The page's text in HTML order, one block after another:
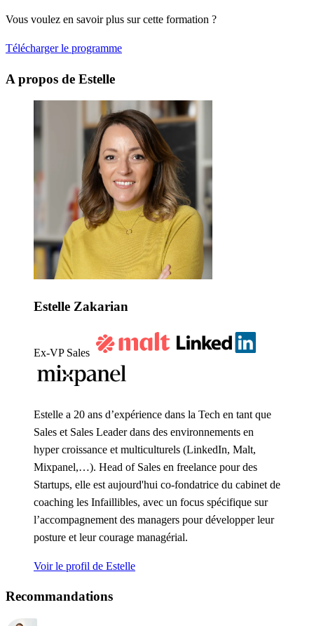
Vous voulez en savoir plus sur cette formation ?
Télécharger le programme
A propos de Estelle
Estelle Zakarian
Ex-VP Sales
Estelle a 20 ans d’expérience dans la Tech en tant que
Sales et Sales Leader dans des environnements en
hyper croissance et multiculturels (LinkedIn, Malt,
Mixpanel,…). Head of Sales en freelance pour des
Startups, elle est aujourd'hui co-fondatrice du cabinet de
coaching les Infaillibles, avec un focus spécifique sur
l’accompagnement des managers pour développer leur
posture et leur courage managérial.
Voir le profil de Estelle
Recommandations